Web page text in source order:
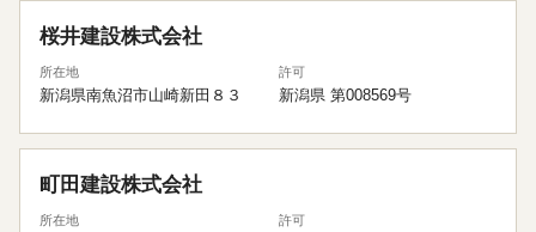
桜井建設株式会社
所在地
新潟県南魚沼市山崎新田８３
許可
新潟県 第008569号
町田建設株式会社
所在地 許可